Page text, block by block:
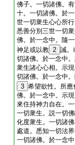
佛子。一切諸佛。
十。一切諸佛。於
世一切衆生心心所
悉善分別三世一切
佛。於一念中。隨
神足或以教 2 誡。
切諸佛。於一念中
衆生諸心心相。示
切諸佛。於一念中
3 希望欲性。所
佛。於一念中。示
來住持神力自在。
一切衆生。説一切
化度衆生。一切諸
處道。悉知一切法
一切諸佛。於一念